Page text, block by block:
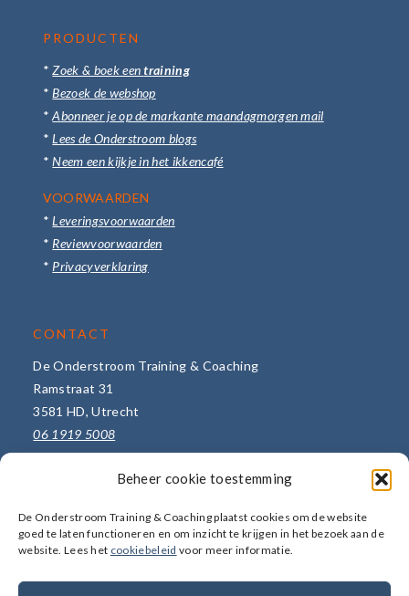
Beheer cookie toestemming
De Onderstroom Training & Coaching plaatst cookies om de website
goed te laten functioneren en om inzicht te krijgen in het bezoek aan de
website. Lees het cookiebeleid voor meer informatie.
PRODUCTEN
*Zoek & boek eentraining
*Bezoek de webshop
*Abonneer je op de markante maandagmorgen mail
*Lees de Onderstroom blogs
*Neem een kijkje in het ikkencafé
VOORWAARDEN
*Leveringsvoorwaarden
* Reviewvoorwaarden
* Privacyverklaring
CONTACT
De Onderstroom Training & Coaching
Ramstraat 31
3581 HD, Utrecht
06 1919 5008
info@de-onderstroom.nl
Stuur een bericht ->